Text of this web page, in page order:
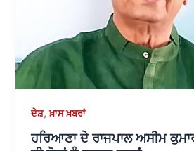
ਦੇਸ਼,ਖ਼ਾਸ ਖ਼ਬਰਾਂ
ਹਰਿਆਣਾ ਦੇ ਰਾਜਪਾਲ ਅਸੀਮ